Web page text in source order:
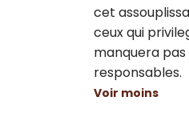
cet
ceux qui
manquera
responsables.
Voir moins